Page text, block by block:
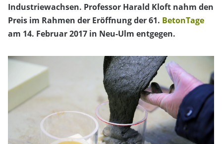
Industriewachsen. Professor Harald Kloft nahm den
Preis im Rahmen der Eröffnung der 61. BetonTage
am 14. Februar 2017 in Neu-Ulm entgegen.